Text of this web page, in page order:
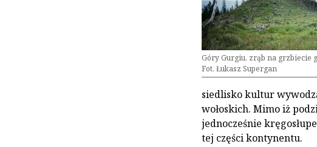
Góry Gurgiu, zrąb na grzbiecie
Fot. Łukasz Supergan
siedlisko kultur
wołoskich. Mimo iż
jednocześnie
tej części kontynentu.